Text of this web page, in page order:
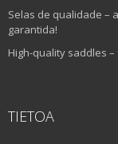
Selas de qualidade –
garantida!
High-quality saddles
TIETOA